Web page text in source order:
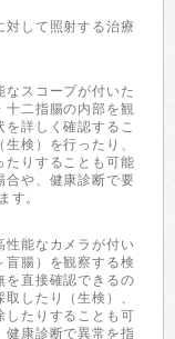
して照射する治療
スコープが付いた
二指腸の内部を観
詳しく確認するこ
検）を行ったり、
りすることも可能
や、健康診断で要
す。
性能なカメラが付い
腸）を観察する検
直接確認できるの
したり（生検）、
たりすることも可
康診断で異常を指